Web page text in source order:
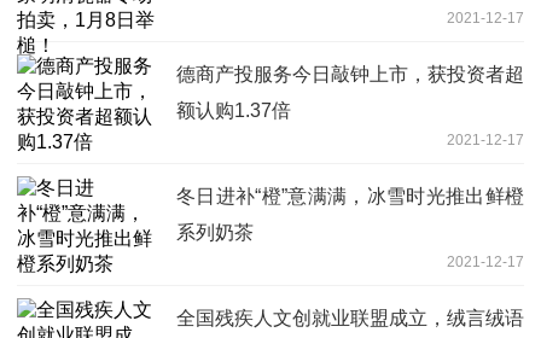
2021-12-17
德商产投服务今日敲钟上市，获投资者超
额认购1.37倍
2021-12-17
冬日进补“橙”意满满，冰雪时光推出鲜橙
系列奶茶
2021-12-17
全国残疾人文创就业联盟成立，绒言绒语